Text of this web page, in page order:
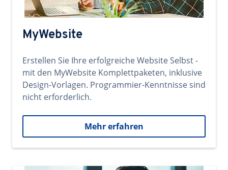
MyWebsite
Erstellen Sie Ihre erfolgreiche Website Selbst -
mit den MyWebsite Komplettpaketen, inklusive
Design-Vorlagen. Programmier-Kenntnisse sind
nicht erforderlich.
Mehr erfahren